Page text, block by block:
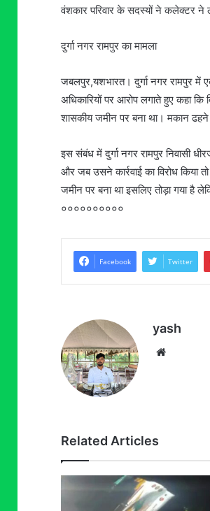
वंशकार परिवार के सदस्यों ने कलेक्टर ने
दुर्गा नगर रामपुर का मामला
जबलपुर,यशभारत। दुर्गा नगर रामपुर में
अधिकारियों पर आरोप लगाते हुए कहा
शासकीय जमीन पर बना था। मकान ढहने
इस संबंध में दुर्गा नगर रामपुर निवासी
और जब उसने कार्रवाई का विरोध
जमीन पर बना था इसलिए तोड़ा गया है
००००००००००
Facebook Twitter
yash
Website
Related Articles